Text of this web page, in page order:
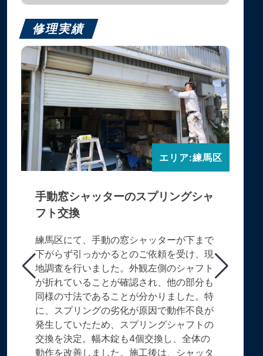
修理実績
エリア:練馬区
手動窓シャッターのスプリングシャ
フト交換
練馬区にて、手動の窓シャッターが下まで
下がらず引っかかるとのご依頼を受け、現
地調査を行いました。外観左側のシャフト
が折れていることが確認され、他の部分も
同様の寸法であることが分かりました。特
に、スプリングの劣化が原因で動作不良が
発生していたため、スプリングシャフトの
交換を決定。幅木錠も4個交換し、全体の
動作を改善しました。施工後は、シャッタ